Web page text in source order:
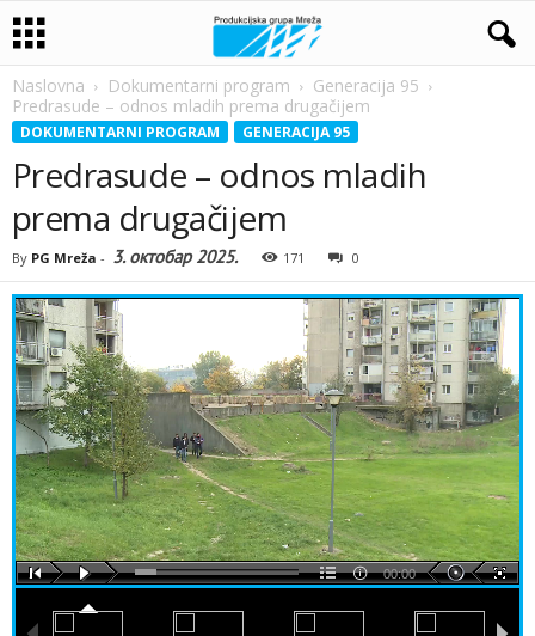
Naslovna Dokumentarni program
Generacija 95
Predrasude – odnos mladih prema drugačijem
DOKUMENTARNI PROGRAM GENERACIJA 95
Predrasude – odnos mladih
prema drugačijem
By PG Mreža - 3. октобар 2025. 171 0
00:00